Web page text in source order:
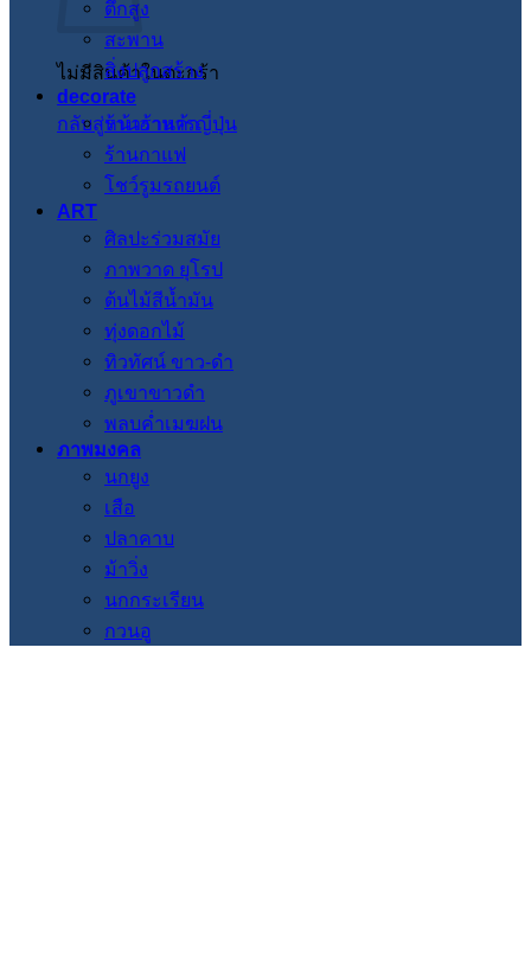
ไม่มีสินค้าในตะกร้า
กลับสู่หน้าร้านค้า
ตึกสูง
สะพาน
สิ่งปลูกสร้าง
decorate
ร้านอาหารญี่ปุ่น
ร้านกาแฟ
โชว์รูมรถยนต์
ART
ศิลปะร่วมสมัย
ภาพวาด ยุโรป
ต้นไม้สีน้ำมัน
ทุ่งดอกไม้
ทิวทัศน์ ขาว-ดำ
ภูเขาขาวดำ
พลบค่ำเมฆฝน
ภาพมงคล
นกยูง
เสือ
ปลาคาบ
ม้าวิ่ง
นกกระเรียน
กวนอู